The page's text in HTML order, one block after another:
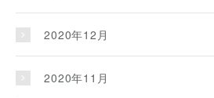
2020年12月
2020年11月